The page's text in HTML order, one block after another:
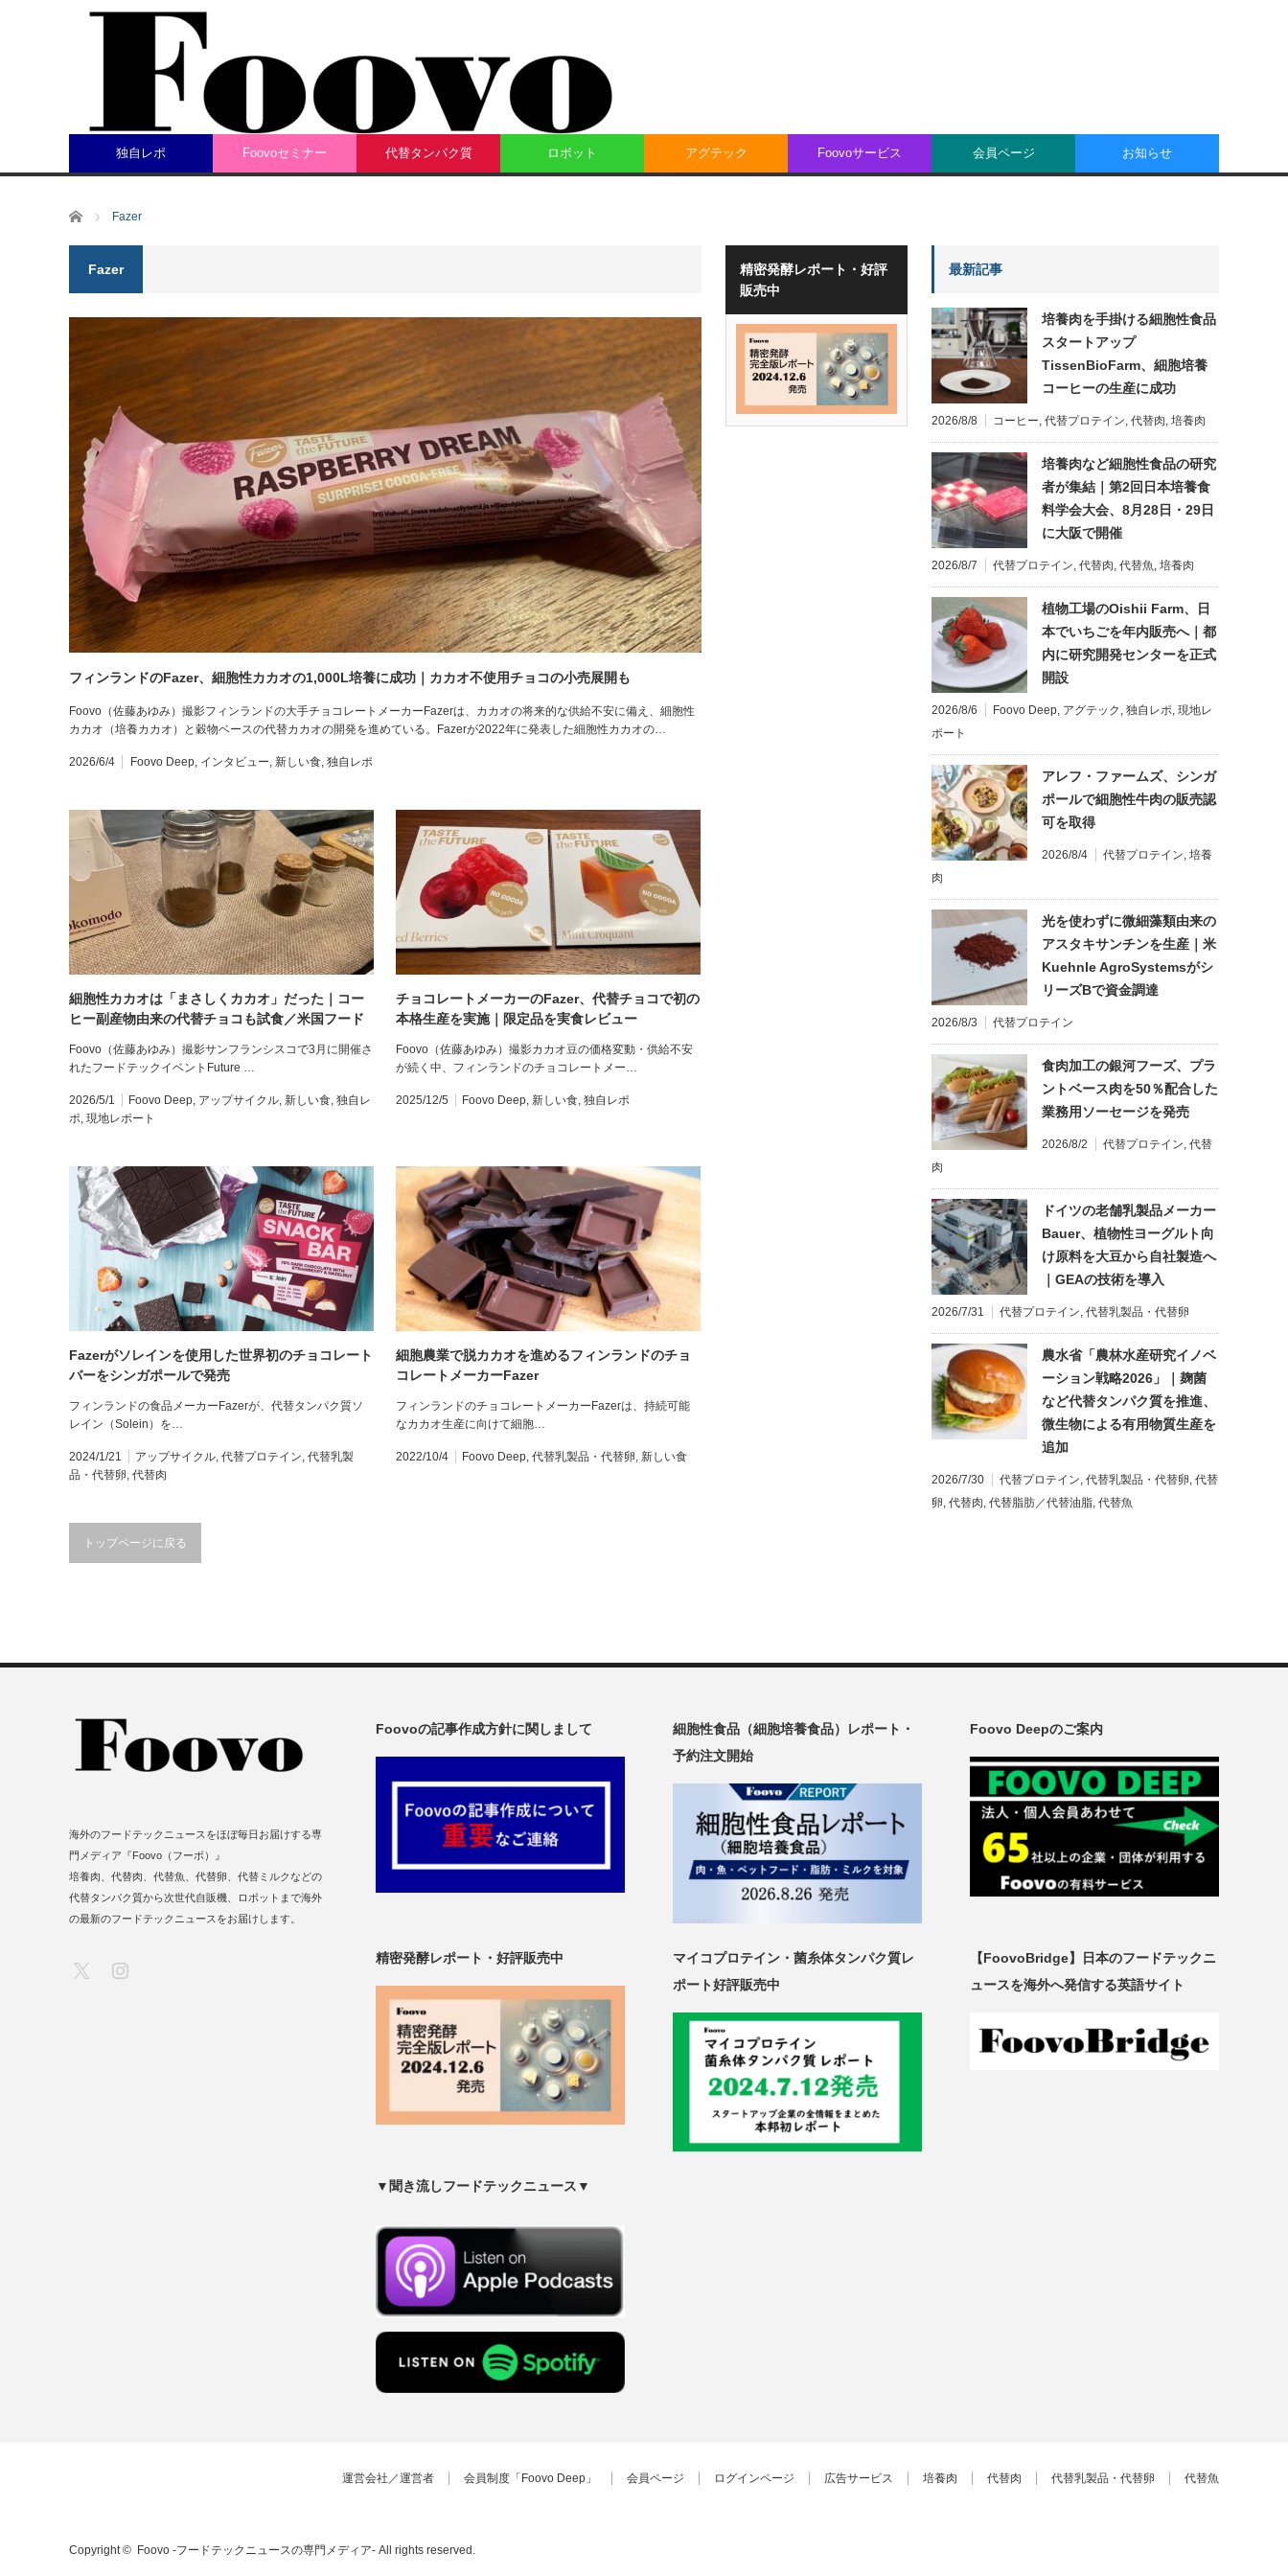
独自レポ Foovoセミナー 代替タンパク質 ロボット アグテック Foovoサービス 会員ページ お知らせ
ホーム Fazer
Fazer
フィンランドのFazer、細胞性カカオの1,000L培養に成功｜カカオ不使用チョコの小売展開も
Foovo（佐藤あゆみ）撮影フィンランドの大手チョコレートメーカーFazerは、カカオの将来的な供給不安に備え、細胞性
カカオ（培養カカオ）と穀物ベースの代替カカオの開発を進めている。Fazerが2022年に発表した細胞性カカオの…
2026/6/4 Foovo Deep, インタビュー, 新しい食, 独自レポ
細胞性カカオは「まさしくカカオ」だった｜コー
ヒー副産物由来の代替チョコも試食／米国フード
Foovo（佐藤あゆみ）撮影サンフランシスコで3月に開催さ
れたフードテックイベントFuture …
2026/5/1 Foovo Deep, アップサイクル, 新しい食, 独自レ
ポ, 現地レポート
チョコレートメーカーのFazer、代替チョコで初の
本格生産を実施｜限定品を実食レビュー
Foovo（佐藤あゆみ）撮影カカオ豆の価格変動・供給不安
が続く中、フィンランドのチョコレートメー…
2025/12/5 Foovo Deep, 新しい食, 独自レポ
Fazerがソレインを使用した世界初のチョコレート
バーをシンガポールで発売
フィンランドの食品メーカーFazerが、代替タンパク質ソ
レイン（Solein）を…
2024/1/21 アップサイクル, 代替プロテイン, 代替乳製
品・代替卵, 代替肉
細胞農業で脱カカオを進めるフィンランドのチョ
コレートメーカーFazer
フィンランドのチョコレートメーカーFazerは、持続可能
なカカオ生産に向けて細胞…
2022/10/4 Foovo Deep, 代替乳製品・代替卵, 新しい食
トップページに戻る
精密発酵レポート・好評
販売中
最新記事
培養肉を手掛ける細胞性食品
スタートアップ
TissenBioFarm、細胞培養
コーヒーの生産に成功
2026/8/8 コーヒー, 代替プロテイン, 代替肉, 培養肉
培養肉など細胞性食品の研究
者が集結｜第2回日本培養食
料学会大会、8月28日・29日
に大阪で開催
2026/8/7 代替プロテイン, 代替肉, 代替魚, 培養肉
植物工場のOishii Farm、日
本でいちごを年内販売へ｜都
内に研究開発センターを正式
開設
2026/8/6 Foovo Deep, アグテック , 独自レポ, 現地レ
ポート
アレフ・ファームズ、シンガ
ポールで細胞性牛肉の販売認
可を取得
2026/8/4 代替プロテイン, 培養
肉
光を使わずに微細藻類由来の
アスタキサンチンを生産｜米
Kuehnle AgroSystemsがシ
リーズBで資金調達
2026/8/3 代替プロテイン
食肉加工の銀河フーズ、プラ
ントベース肉を50％配合した
業務用ソーセージを発売
2026/8/2 代替プロテイン, 代替
肉
ドイツの老舗乳製品メーカー
Bauer、植物性ヨーグルト向
け原料を大豆から自社製造へ
｜GEAの技術を導入
2026/7/31 代替プロテイン, 代替乳製品・代替卵
農水省「農林水産研究イノベ
ーション戦略2026」｜麹菌
など代替タンパク質を推進、
微生物による有用物質生産を
追加
2026/7/30 代替プロテイン, 代替乳製品・代替卵, 代替
卵, 代替肉, 代替脂肪／代替油脂, 代替魚
Foovoの記事作成方針に関しまして
細胞性食品（細胞培養食品）レポート・
予約注文開始
Foovo Deepのご案内
精密発酵レポート・好評販売中
マイコプロテイン・菌糸体タンパク質レ
ポート好評販売中
【FoovoBridge】日本のフードテックニ
ュースを海外へ発信する英語サイト
▼聞き流しフードテックニュース▼
海外のフードテックニュースをほぼ毎日お届けする専
門メディア『Foovo（フーボ）』
培養肉、代替肉、代替魚、代替卵、代替ミルクなどの
代替タンパク質から次世代自販機、ロボットまで海外
の最新のフードテックニュースをお届けします。
運営会社／運営者 会員制度「Foovo Deep」 会員ページ ログインページ 広告サービス 培養肉 代替肉 代替乳製品・代替卵 代替魚
Copyright © Foovo -フードテックニュースの専門メディア- All rights reserved.